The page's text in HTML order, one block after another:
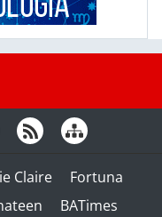
Claire
Fortuna
BATimes